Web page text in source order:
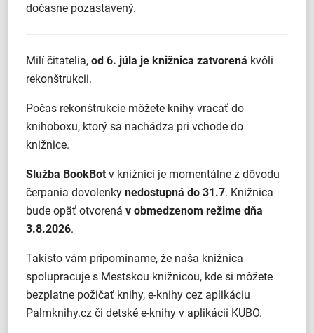
dočasne pozastavený.
Milí čitatelia, od 6. júla je knižnica zatvorená kvôli
rekonštrukcii.
Počas rekonštrukcie môžete knihy vracať do
knihoboxu, ktorý sa nachádza pri vchode do
knižnice.
Služba BookBot v knižnici je momentálne z dôvodu
čerpania dovolenky nedostupná do 31.7. Knižnica
bude opäť otvorená v obmedzenom režime dňa
3.8.2026.
Takisto vám pripomíname, že naša knižnica
spolupracuje s Mestskou knižnicou, kde si môžete
bezplatne požičať knihy, e-knihy cez aplikáciu
Palmknihy.cz či detské e-knihy v aplikácii KUBO.